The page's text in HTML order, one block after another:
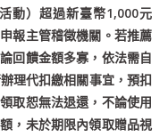
動）超過新臺幣1,000元
報主管稽徵機關。若推薦
回饋金額多寡，依法需自
理代扣繳相關事宜，預扣
取恕無法退還，不論使用
，未於期限內領取贈品視